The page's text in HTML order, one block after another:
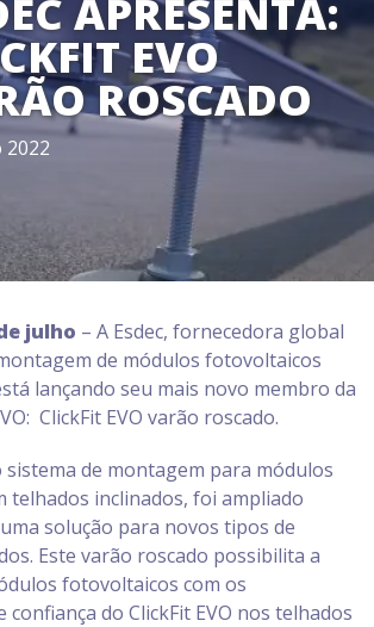
APRESENTA:
EVO
ROSCADO
2022
julho – A Esdec, fornecedora global
de módulos fotovoltaicos
lançando seu mais novo membro da
ClickFit EVO varão roscado.
sistema de montagem para módulos
telhados inclinados, foi ampliado
solução para novos tipos de
Este varão roscado possibilita a
fotovoltaicos com os
confiança do ClickFit EVO nos telhados